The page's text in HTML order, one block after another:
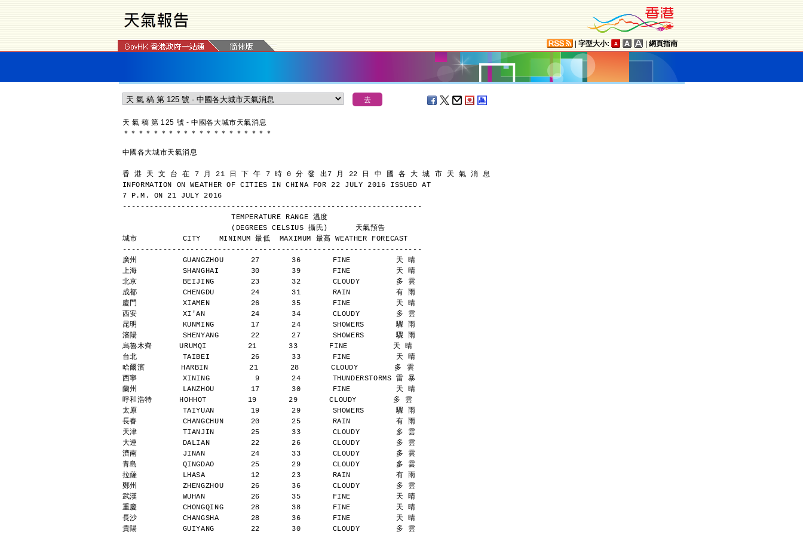
字型大小: 網頁指南
天 氣 稿 第 125 號 - 中國各大城市天氣消息
＊ ＊ ＊ ＊ ＊ ＊ ＊ ＊ ＊ ＊ ＊ ＊ ＊ ＊ ＊ ＊ ＊ ＊ ＊ ＊
中國各大城市天氣消息
香 港 天 文 台 在 7 月 21 日 下 午 7 時 0 分 發 出7 月 22 日 中 國 各 大 城 市 天 氣 消 息
INFORMATION ON WEATHER OF CITIES IN CHINA FOR 22 JULY 2016 ISSUED AT
7 P.M. ON 21 JULY 2016
------------------------------------------------------------------
                        TEMPERATURE RANGE 溫度
                        (DEGREES CELSIUS 攝氏)      天氣預告
城市          CITY    MINIMUM 最低  MAXIMUM 最高 WEATHER FORECAST
------------------------------------------------------------------
廣州          GUANGZHOU      27       36       FINE          天 晴
上海          SHANGHAI       30       39       FINE          天 晴
北京          BEIJING        23       32       CLOUDY        多 雲
成都          CHENGDU        24       31       RAIN          有 雨
廈門          XIAMEN         26       35       FINE          天 晴
西安          XI'AN          24       34       CLOUDY        多 雲
昆明          KUNMING        17       24       SHOWERS       驟 雨
瀋陽          SHENYANG       22       27       SHOWERS       驟 雨
烏魯木齊      URUMQI         21       33       FINE          天 晴
台北          TAIBEI         26       33       FINE          天 晴
哈爾濱        HARBIN         21       28       CLOUDY        多 雲
西寧          XINING          9       24       THUNDERSTORMS 雷 暴
蘭州          LANZHOU        17       30       FINE          天 晴
呼和浩特      HOHHOT         19       29       CLOUDY        多 雲
太原          TAIYUAN        19       29       SHOWERS       驟 雨
長春          CHANGCHUN      20       25       RAIN          有 雨
天津          TIANJIN        25       33       CLOUDY        多 雲
大連          DALIAN         22       26       CLOUDY        多 雲
濟南          JINAN          24       33       CLOUDY        多 雲
青島          QINGDAO        25       29       CLOUDY        多 雲
拉薩          LHASA          12       23       RAIN          有 雨
鄭州          ZHENGZHOU      26       36       CLOUDY        多 雲
武漢          WUHAN          26       35       FINE          天 晴
重慶          CHONGQING      28       38       FINE          天 晴
長沙          CHANGSHA       28       36       FINE          天 晴
貴陽          GUIYANG        22       30       CLOUDY        多 雲